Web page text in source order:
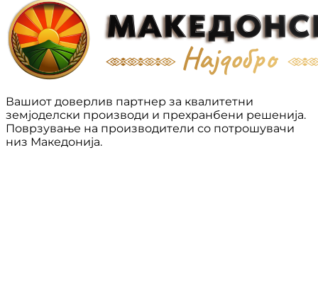
Вашиот доверлив партнер за квалитетни
земјоделски производи и прехранбени решенија.
Поврзување на производители со потрошувачи
низ Македонија.